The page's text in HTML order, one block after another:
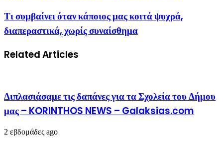
Τι συμβαίνει όταν κάποιος μας κοιτά ψυχρά,
διαπεραστικά, χωρίς συναίσθημα
Related Articles
Διπλασιάσαμε τις δαπάνες για τα Σχολεία του Δήμου
μας – KORINTHOS NEWS – Galaksias.com
2 εβδομάδες ago